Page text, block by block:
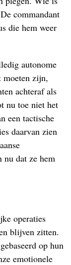
commandant
die hem weer
autonome
moeten zijn,
achteraf als
nu toe niet het
een tactische
daarvan zien
nu dat ze hem
operaties
blijven zitten.
op hun
emotionele